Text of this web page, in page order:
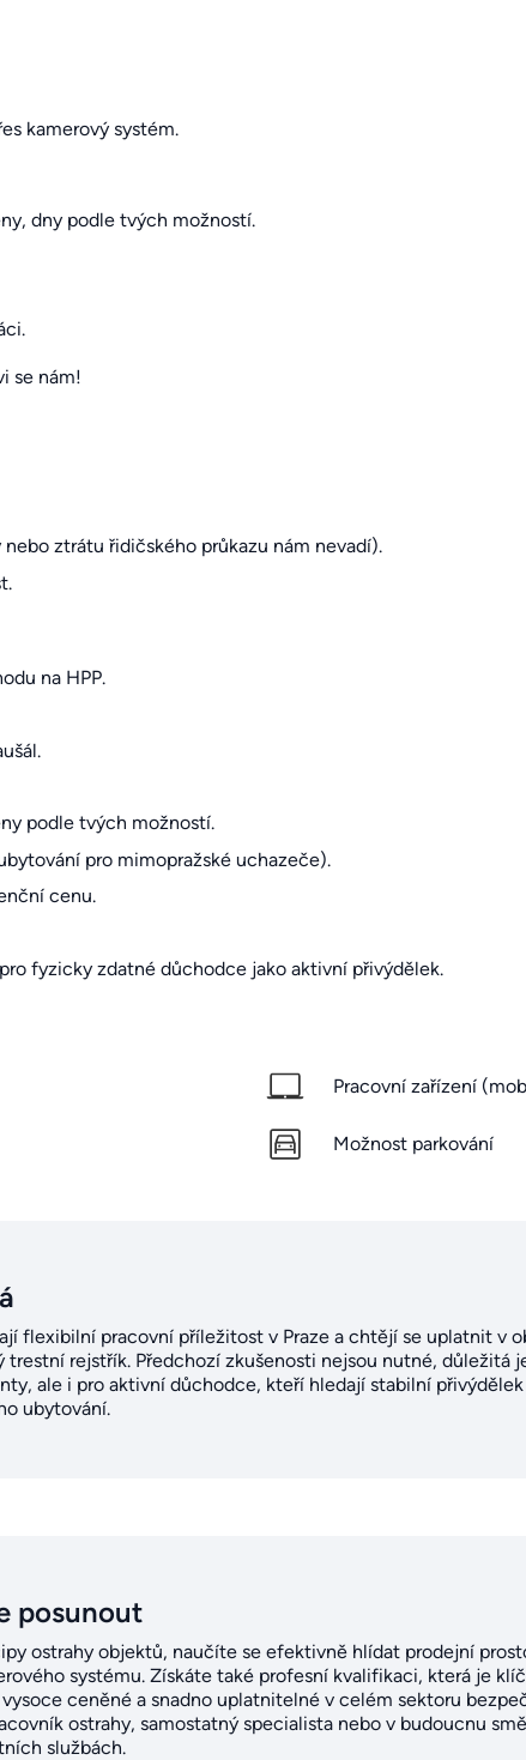
kamerový systém.
dny podle tvých možností.
se nám!
ztrátu řidičského průkazu nám nevadí).
na HPP.
podle tvých možností.
pro mimopražské uchazeče).
cenu.
fyzicky zdatné důchodce jako aktivní přivýdělek.
Pracovní zařízení
Možnost parkování
flexibilní pracovní příležitost v Praze a chtějí se uplatnit v
rejstřík. Předchozí zkušenosti nejsou nutné, důležitá
ale i pro aktivní důchodce, kteří hledají stabilní
ubytování.
posunout
ostrahy objektů, naučíte se efektivně hlídat prodejní
systému. Získáte také profesní kvalifikaci, která je
ceněné a snadno uplatnitelné v celém sektoru
ostrahy, samostatný specialista nebo v budoucnu
službách.